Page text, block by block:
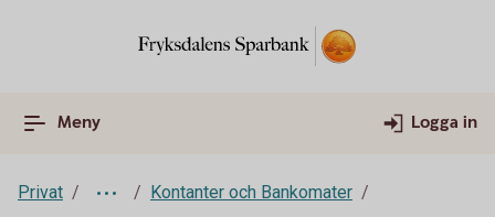
Meny Logga in
Privat
Kontanter och Bankomater